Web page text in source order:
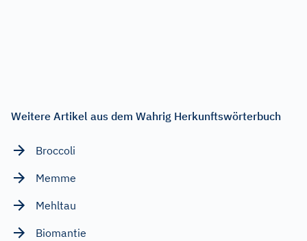
Weitere Artikel aus dem Wahrig Herkunftswörterbuch
Broccoli
Memme
Mehltau
Biomantie